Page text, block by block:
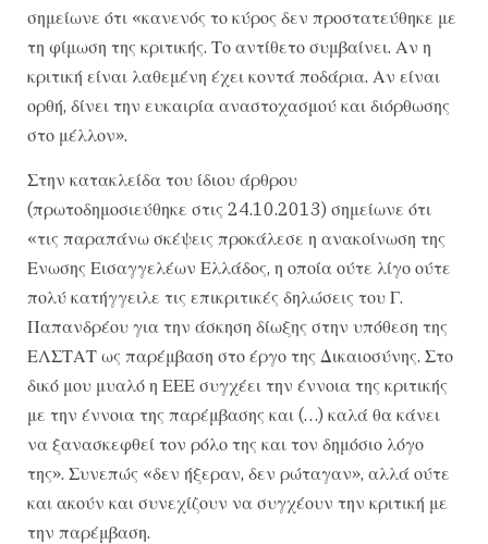
σημείωνε ότι «κανενός το κύρος δεν προστατεύθηκε με
τη φίμωση της κριτικής. Το αντίθετο συμβαίνει. Αν η
κριτική είναι λαθεμένη έχει κοντά ποδάρια. Αν είναι
ορθή, δίνει την ευκαιρία αναστοχασμού και διόρθωσης
στο μέλλον».
Στην κατακλείδα του ίδιου άρθρου
(πρωτοδημοσιεύθηκε στις 24.10.2013) σημείωνε ότι
«τις παραπάνω σκέψεις προκάλεσε η ανακοίνωση της
Ενωσης Εισαγγελέων Ελλάδος, η οποία ούτε λίγο ούτε
πολύ κατήγγειλε τις επικριτικές δηλώσεις του Γ.
Παπανδρέου για την άσκηση δίωξης στην υπόθεση της
ΕΛΣΤΑΤ ως παρέμβαση στο έργο της Δικαιοσύνης. Στο
δικό μου μυαλό η ΕΕΕ συγχέει την έννοια της κριτικής
με την έννοια της παρέμβασης και (…) καλά θα κάνει
να ξανασκεφθεί τον ρόλο της και τον δημόσιο λόγο
της». Συνεπώς «δεν ήξεραν, δεν ρώταγαν», αλλά ούτε
και ακούν και συνεχίζουν να συγχέουν την κριτική με
την παρέμβαση.